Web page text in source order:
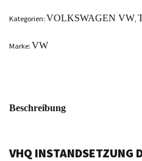
Kategorien: VOLKSWAGEN VW
Marke: VW
Beschreibung
VHQ INSTANDSETZUNG